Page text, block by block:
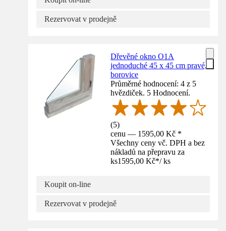
Rezervovat v prodejně
Dřevěné okno O1A
jednoduché 45 x 45 cm pravé,
borovice
Průměrné hodnocení: 4 z 5
hvězdiček. 5 Hodnocení.
(5)
cenu — 1595,00 Kč *
Všechny ceny vč. DPH a bez
nákladů na přepravu za
ks1595,00 Kč*/ ks
Koupit on-line
Rezervovat v prodejně